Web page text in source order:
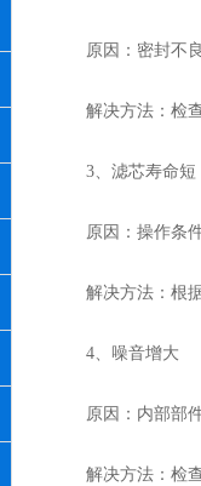
原因：密封不良
解决方法：检查
3、滤芯寿命短
原因：操作条件
解决方法：根据
4、噪音增大
原因：内部部件
解决方法：检查